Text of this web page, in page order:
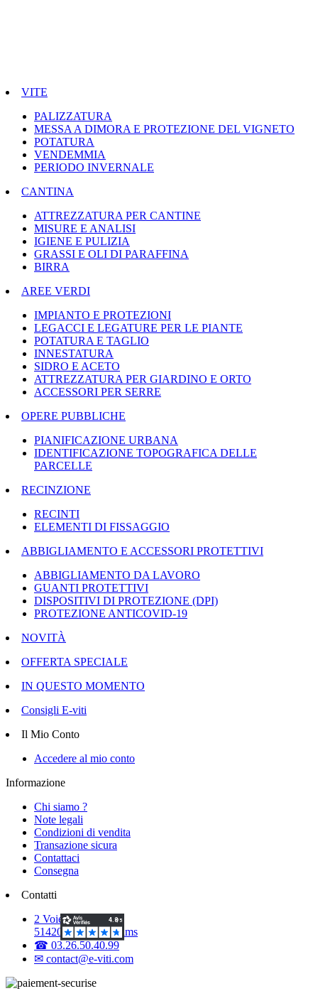
VITE
PALIZZATURA
MESSA A DIMORA E PROTEZIONE DEL VIGNETO
POTATURA
VENDEMMIA
PERIODO INVERNALE
CANTINA
ATTREZZATURA PER CANTINE
MISURE E ANALISI
IGIENE E PULIZIA
GRASSI E OLI DI PARAFFINA
BIRRA
AREE VERDI
IMPIANTO E PROTEZIONI
LEGACCI E LEGATURE PER LE PIANTE
POTATURA E TAGLIO
INNESTATURA
SIDRO E ACETO
ATTREZZATURA PER GIARDINO E ORTO
ACCESSORI PER SERRE
OPERE PUBBLICHE
PIANIFICAZIONE URBANA
IDENTIFICAZIONE TOPOGRAFICA DELLE
PARCELLE
RECINZIONE
RECINTI
ELEMENTI DI FISSAGGIO
ABBIGLIAMENTO E ACCESSORI PROTETTIVI
ABBIGLIAMENTO DA LAVORO
GUANTI PROTETTIVI
DISPOSITIVI DI PROTEZIONE (DPI)
PROTEZIONE ANTICOVID-19
NOVITÀ
OFFERTA SPECIALE
IN QUESTO MOMENTO
Consigli E-viti
Il Mio Conto
Accedere al mio conto
Informazione
Chi siamo ?
Note legali
Condizioni di vendita
Transazione sicura
Contattaci
Consegna
Contatti
2 Voie d'Isles
51420 Witry-lès-Reims
☎ 03.26.50.40.99
✉ contact@e-viti.com